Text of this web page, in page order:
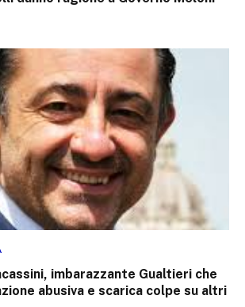
imbarazzante Gualtieri che
abusiva e scarica colpe su altri